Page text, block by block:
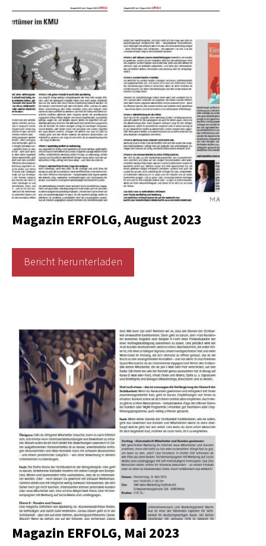
Magazin ERFOLG, August 2023
Bericht herunterladen
Magazin ERFOLG, Mai 2023